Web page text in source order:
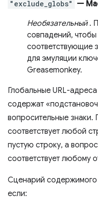
"exclude_globs"
—
Необязательный.
совпадений,
соответствующие
для эмуляции
Greasemonkey.
Глобальные URL-
содержат
вопросительные знаки.
соответствует любой
пустую строку, а
соответствует любому
Сценарий содержимого
если: